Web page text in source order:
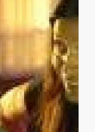
Er wird
geht als „The